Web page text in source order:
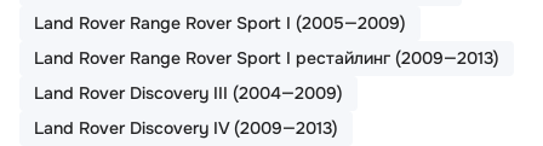
Land Rover Range Rover Sport I (2005—2009)
Land Rover Range Rover Sport I рестайлинг (2009—2013)
Land Rover Discovery III (2004—2009)
Land Rover Discovery IV (2009—2013)